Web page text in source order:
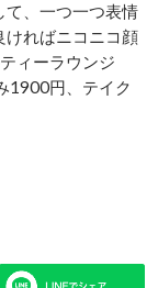
て、一つ一つ表情
ければニコニコ顔
ィーラウンジ
1900円、テイク